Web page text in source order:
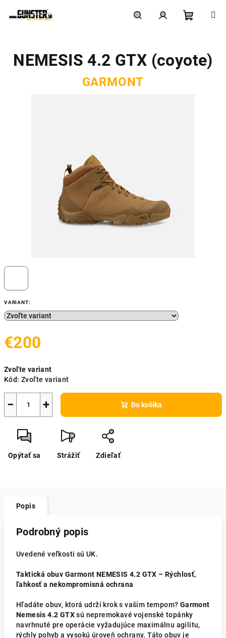
košík
VARIANT:
€200
cena:
Zvoľte variant
Kód: Zvoľte variant
+
− Do košíka
Opýtať sa Strážiť Zdieľať
NEMESIS 4.2 GTX (coyote)
GARMONT
Popis
Podrobný popis
Uvedené veľkosti sú UK.
Taktická obuv Garmont NEMESIS 4.2 GTX – Rýchlosť,
ľahkosť a nekompromisná ochrana
Hľadáte obuv, ktorá udrží krok s vaším tempom? Garmont
Nemesis 4.2 GTXsú nepremokavé vojenské topánky
navrhnuté pre operácie vyžadujúce maximálnu agilitu,
rýchly pohyb a vysokú úroveň ochrany. Táto obuv je